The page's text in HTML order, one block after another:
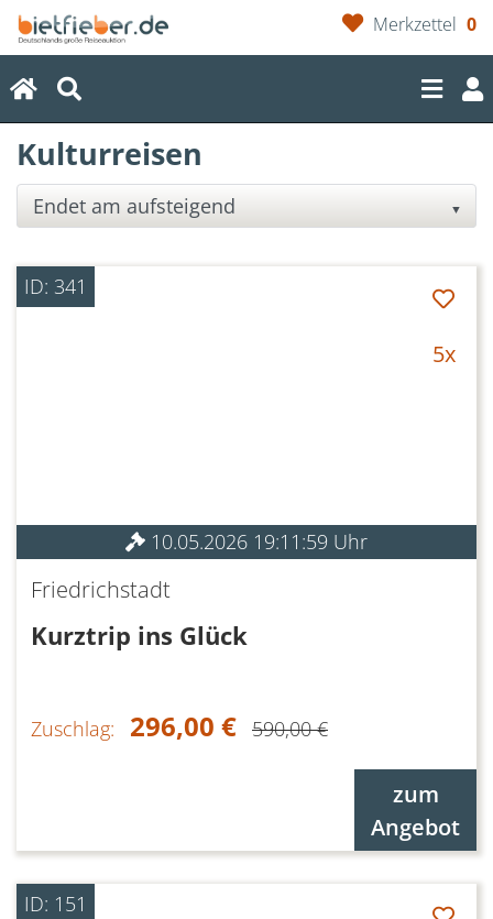
Merkzettel 0
(current)
Kulturreisen
▼
ID: 341
5x
10.05.2026 19:11:59 Uhr
Friedrichstadt
Kurztrip ins Glück
Zuschlag: 296,00 € 590,00 €
zum
Angebot
ID: 151